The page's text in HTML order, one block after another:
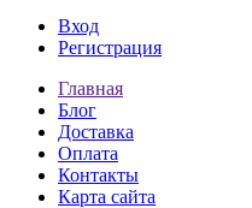
Вход
Регистрация
Главная
Блог
Доставка
Оплата
Контакты
Карта сайта